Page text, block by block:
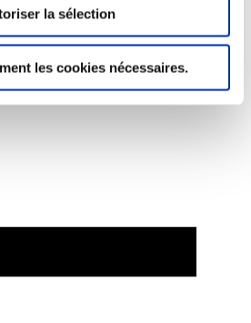
la sélection
les cookies nécessaires.
qualité, raisonnée et durable